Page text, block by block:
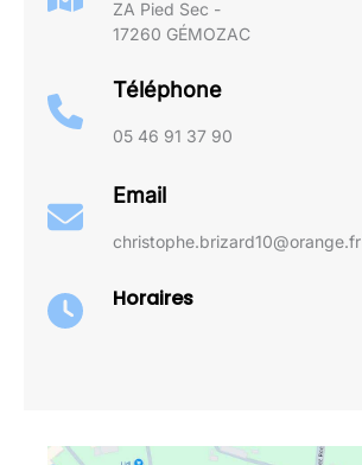
ZA Pied Sec -
17260 GÉMOZAC
Téléphone
05 46 91 37 90
Email
christophe.brizard10@orange.fr
Horaires